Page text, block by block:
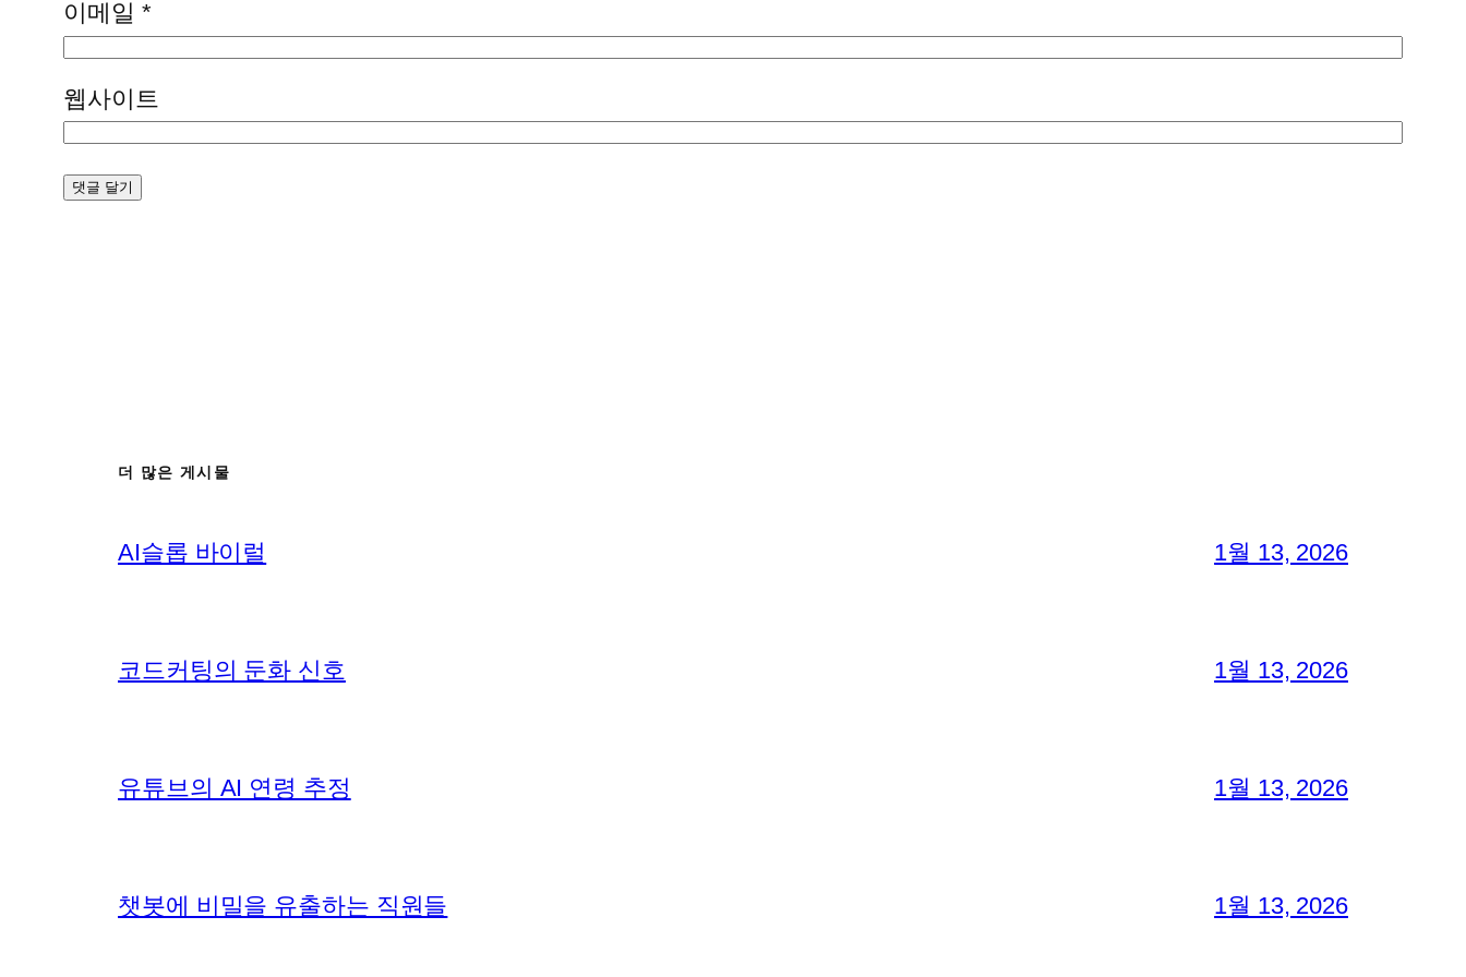
이메일 *
웹사이트
더 많은 게시물
AI슬롭 바이럴 1월 13, 2026
코드커팅의 둔화 신호 1월 13, 2026
유튜브의 AI 연령 추정 1월 13, 2026
챗봇에 비밀을 유출하는 직원들 1월 13, 2026